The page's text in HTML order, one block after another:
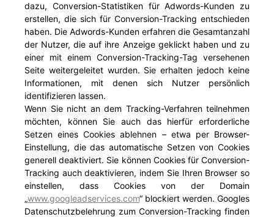
dazu, Conversion-Statistiken für Adwords-Kunden zu
erstellen, die sich für Conversion-Tracking entschieden
haben. Die Adwords-Kunden erfahren die Gesamtanzahl
der Nutzer, die auf ihre Anzeige geklickt haben und zu
einer mit einem Conversion-Tracking-Tag versehenen
Seite weitergeleitet wurden. Sie erhalten jedoch keine
Informationen, mit denen sich Nutzer persönlich
identifizieren lassen.
Wenn Sie nicht an dem Tracking-Verfahren teilnehmen
möchten, können Sie auch das hierfür erforderliche
Setzen eines Cookies ablehnen – etwa per Browser-
Einstellung, die das automatische Setzen von Cookies
generell deaktiviert. Sie können Cookies für Conversion-
Tracking auch deaktivieren, indem Sie Ihren Browser so
einstellen, dass Cookies von der Domain
„www.googleadservices.com“ blockiert werden. Googles
Datenschutzbelehrung zum Conversion-Tracking finden